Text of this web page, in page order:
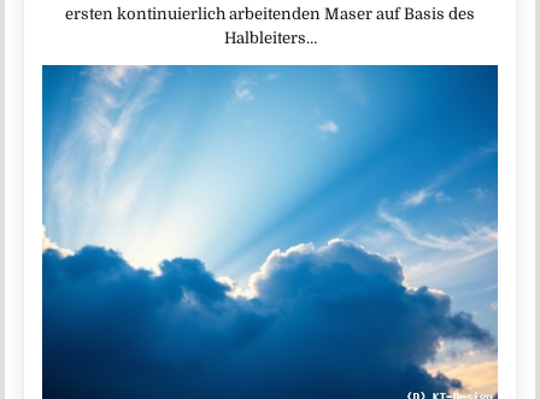
ersten kontinuierlich arbeitenden Maser auf Basis des
Halbleiters…